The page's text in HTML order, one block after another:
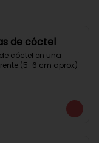
de cóctel
cóctel en una
(5-6 cm aprox)